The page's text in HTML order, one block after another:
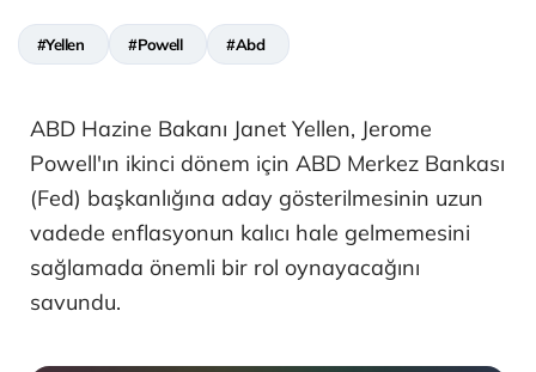
#Yellen #Powell #Abd
ABD Hazine Bakanı Janet Yellen, Jerome
Powell'ın ikinci dönem için ABD Merkez Bankası
(Fed) başkanlığına aday gösterilmesinin uzun
vadede enflasyonun kalıcı hale gelmemesini
sağlamada önemli bir rol oynayacağını
savundu.